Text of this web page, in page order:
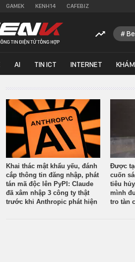
GAMEK KENH14 CAFEBIZ
AI TIN ICT INTERNET
Khai thác mật khẩu yếu, đánh
cắp thông tin đăng nhập, phát
tán mã độc lên PyPI: Claude
đã xâm nhập 3 công ty thật
trước khi Anthropic phát hiện
Được
cuốn
tiêu
mình
tro tàn